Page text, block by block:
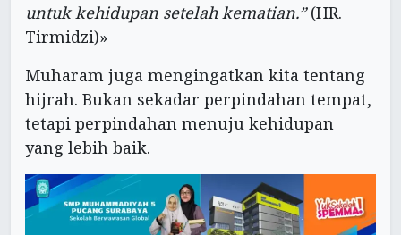
untuk kehidupan setelah kematian.”(HR.
Tirmidzi)»
Muharam juga mengingatkan kita tentang
hijrah. Bukan sekadar perpindahan tempat,
tetapi perpindahan menuju kehidupan
yang lebih baik.